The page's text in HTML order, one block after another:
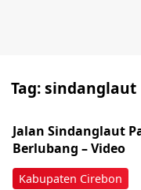
Tag:sindanglaut
Kabupaten Cirebon
Jalan Sindanglaut
Berlubang – Video